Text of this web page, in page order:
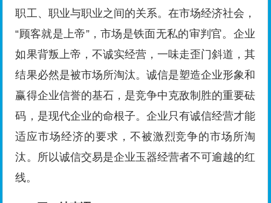
职工、职业与职业之间的关系。在市场经济社会，
“顾客就是上帝”，市场是铁面无私的审判官。企业
如果背叛上帝，不诚实经营，一味走歪门斜道，其
结果必然是被市场所淘汰。诚信是塑造企业形象和
赢得企业信誉的基石，是竞争中克敌制胜的重要砝
码，是现代企业的命根子。企业只有诚信经营才能
适应市场经济的要求，不被激烈竞争的市场所淘
汰。所以诚信交易是企业玉器经营者不可逾越的红
线。